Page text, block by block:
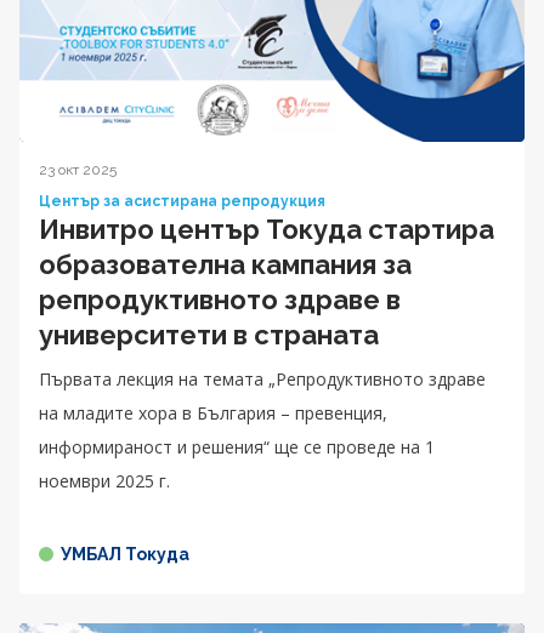
23 окт 2025
Център за асистирана репродукция
Инвитро център Токуда стартира
образователна кампания за
репродуктивното здраве в
университети в страната
Първата лекция на темата „Репродуктивното здраве
на младите хора в България – превенция,
информираност и решения“ ще се проведе на 1
ноември 2025 г.
УМБАЛ Токуда